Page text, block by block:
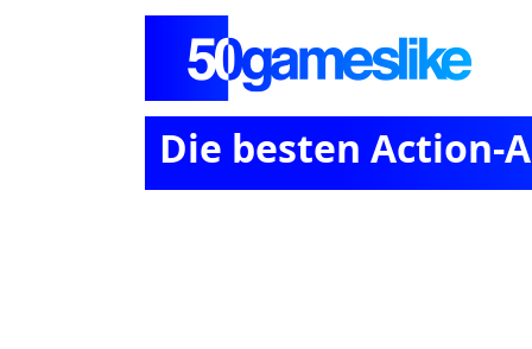
Die besten Action-